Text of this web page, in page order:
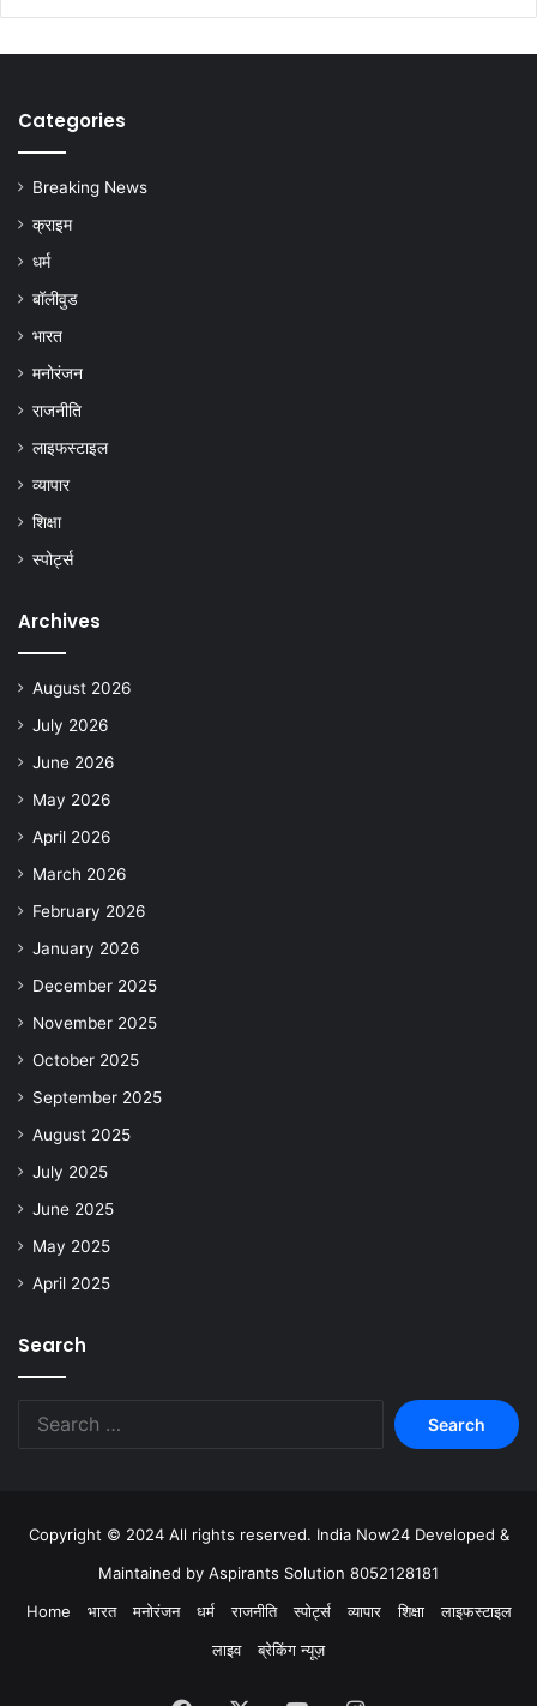
Categories
Breaking News
क्राइम
धर्म
बॉलीवुड
भारत
मनोरंजन
राजनीति
लाइफस्टाइल
व्यापार
शिक्षा
स्पोर्ट्स
Archives
August 2026
July 2026
June 2026
May 2026
April 2026
March 2026
February 2026
January 2026
December 2025
November 2025
October 2025
September 2025
August 2025
July 2025
June 2025
May 2025
April 2025
Search
Copyright © 2024 All rights reserved. India Now24 Developed &
Maintained by Aspirants Solution 8052128181
Home
भारत मनोरंजन धर्म राजनीति स्पोर्ट्स व्यापार शिक्षा
लाइफस्टाइल
लाइव
ब्रेकिंग न्यूज़